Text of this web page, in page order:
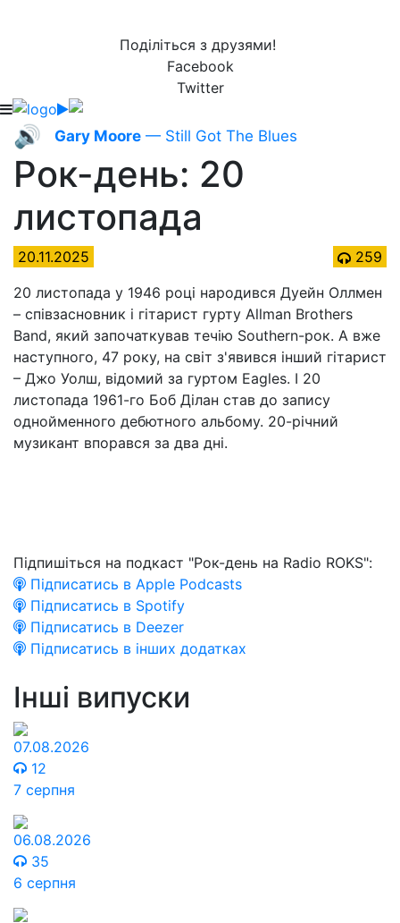
Поділіться з друзями!
Facebook
Twitter
🔊 Gary Moore — Still Got The Blues
Рок-день: 20
листопада
20.11.2025
259
20 листопада у 1946 році народився Дуейн Оллмен
– співзасновник і гітарист гурту Allman Brothers
Band, який започаткував течію Southern-рок. А вже
наступного, 47 року, на світ з'явився інший гітарист
– Джо Уолш, відомий за гуртом Eagles. І 20
листопада 1961-го Боб Ділан став до запису
однойменного дебютного альбому. 20-річний
музикант впорався за два дні.
Підпишіться на подкаст "Рок-день на Radio ROKS":
Підписатись в Apple Podcasts
Підписатись в Spotify
Підписатись в Deezer
Підписатись в інших додатках
Інші випуски
07.08.2026
12
7 серпня
06.08.2026
35
6 серпня